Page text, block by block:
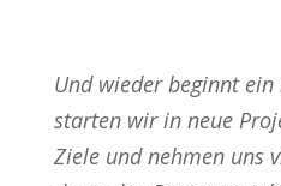
Und wieder beginnt
starten wir in neue
Ziele und nehmen uns